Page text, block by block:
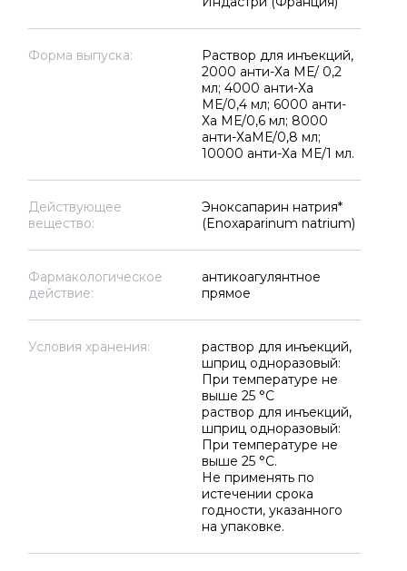
Форма выпуска:
Раствор для инъекций,
2000 анти-Ха МЕ/ 0,2
мл; 4000 анти-Ха
МЕ/0,4 мл; 6000 анти-
Ха МЕ/0,6 мл; 8000
анти-ХаМЕ/0,8 мл;
10000 анти-Ха МЕ/1 мл.
Действующее
вещество:
Эноксапарин натрия*
(Enoxaparinum natrium)
Фармакологическое
действие:
антикоагулянтное
прямое
Условия хранения:
раствор для инъекций,
шприц одноразовый:
При температуре не
выше 25 °C
раствор для инъекций,
шприц одноразовый:
При температуре не
выше 25 °C.
Не применять по
истечении срока
годности, указанного
на упаковке.